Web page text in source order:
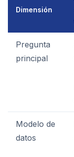
Dimensión
Pregunta
principal
Modelo de
datos